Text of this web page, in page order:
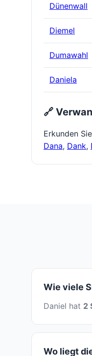
Dünenwall
Diemel
Dumawahl
Daniela
🔗
Erkunden
Dana, Dank,
Wie viele
Daniel hat 2
Wo liegt